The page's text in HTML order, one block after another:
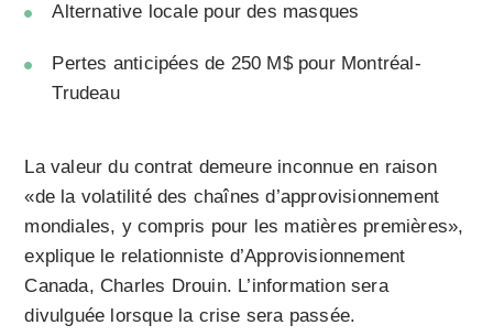
Alternative locale pour des masques
Pertes anticipées de 250 M$ pour Montréal-
Trudeau
La valeur du contrat demeure inconnue en raison
«de la volatilité des chaînes d’approvisionnement
mondiales, y compris pour les matières premières»,
explique le relationniste d’Approvisionnement
Canada, Charles Drouin. L’information sera
divulguée lorsque la crise sera passée.